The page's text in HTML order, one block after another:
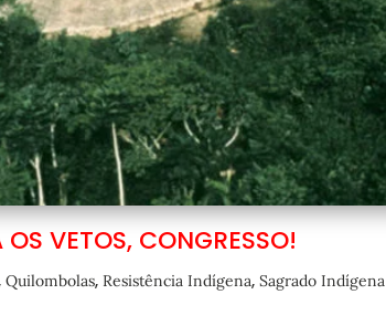
OS VETOS, CONGRESSO!
Quilombolas, Resistência Indígena, Sagrado Indígena